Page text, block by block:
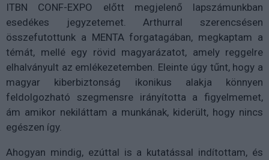
ITBN CONF-EXPO előtt megjelenő lapszámunkban
esedékes jegyzetemet. Arthurral szerencsésen
összefutottunk a MENTA forgatagában, megkaptam a
témát, mellé egy rövid magyarázatot, amely reggelre
elhalványult az emlékezetemben. Eleinte úgy tűnt, hogy a
magyar kiberbiztonság ikonikus alakja könnyen
feldolgozható szegmensre irányította a figyelmemet,
ám amikor nekiláttam a munkának, kiderült, hogy nincs
egészen így.
Ahogyan mindig, ezúttal is a kutatással indítottam, és